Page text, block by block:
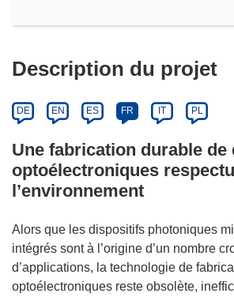
Description du projet
DE EN ES FR IT PL
Une fabrication durable
optoélectroniques
l’environnement
Alors que les dispositifs photoniques
intégrés sont à l’origine d’un nombre
d’applications, la technologie de
optoélectroniques reste obsolète,